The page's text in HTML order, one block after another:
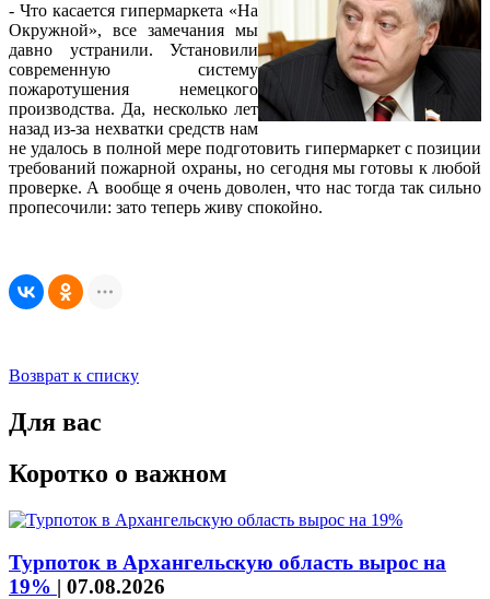
- Что касается гипермаркета «На
Окружной», все замечания мы
давно устранили. Установили
современную систему
пожаротушения немецкого
производства. Да, несколько лет
назад из-за нехватки средств нам
не удалось в полной мере подготовить гипермаркет с позиции
требований пожарной охраны, но сегодня мы готовы к любой
проверке. А вообще я очень доволен, что нас тогда так сильно
пропесочили: зато теперь живу спокойно.
Возврат к списку
Для вас
Коротко о важном
Турпоток в Архангельскую область вырос на
19% | 07.08.2026